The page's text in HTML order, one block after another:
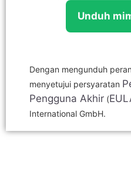
Unduh
Dengan mengunduh
menyetujui persyaratan
Pengguna Akhir (
International GmbH.